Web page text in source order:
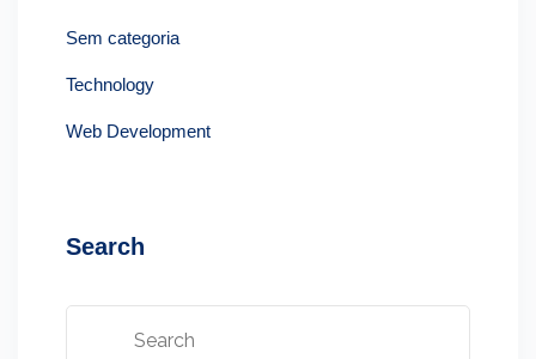
Sem categoria
Technology
Web Development
Search